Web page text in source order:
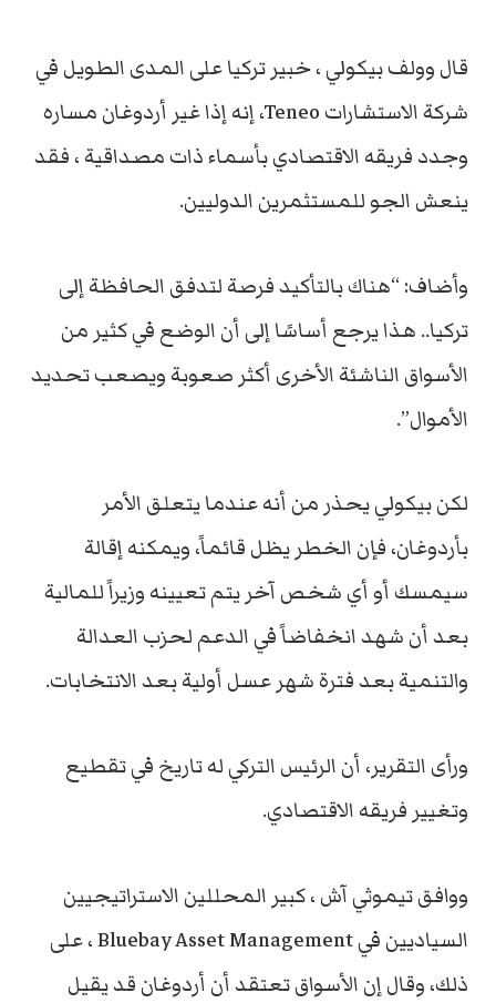
قال وولف بيكولي ، خبير تركيا على المدى الطويل في
شركة الاستشارات Teneo، إنه إذا غير أردوغان مساره
وجدد فريقه الاقتصادي بأسماء ذات مصداقية ، فقد
ينعش الجو للمستثمرين الدوليين.
وأضاف: “هناك بالتأكيد فرصة لتدفق الحافظة إلى
تركيا.. هذا يرجع أساسًا إلى أن الوضع في كثير من
الأسواق الناشئة الأخرى أكثر صعوبة ويصعب تحديد
الأموال”.
لكن بيكولي يحذر من أنه عندما يتعلق الأمر
بأردوغان، فإن الخطر يظل قائماً، ويمكنه إقالة
سيمسك أو أي شخص آخر يتم تعيينه وزيراً للمالية
بعد أن شهد انخفاضاً في الدعم لحزب العدالة
والتنمية بعد فترة شهر عسل أولية بعد الانتخابات.
ورأى التقرير، أن الرئيس التركي له تاريخ في تقطيع
وتغيير فريقه الاقتصادي.
ووافق تيموثي آش ، كبير المحللين الاستراتيجيين
السياديين في Bluebay Asset Management ، على
ذلك، وقال إن الأسواق تعتقد أن أردوغان قد يقيل